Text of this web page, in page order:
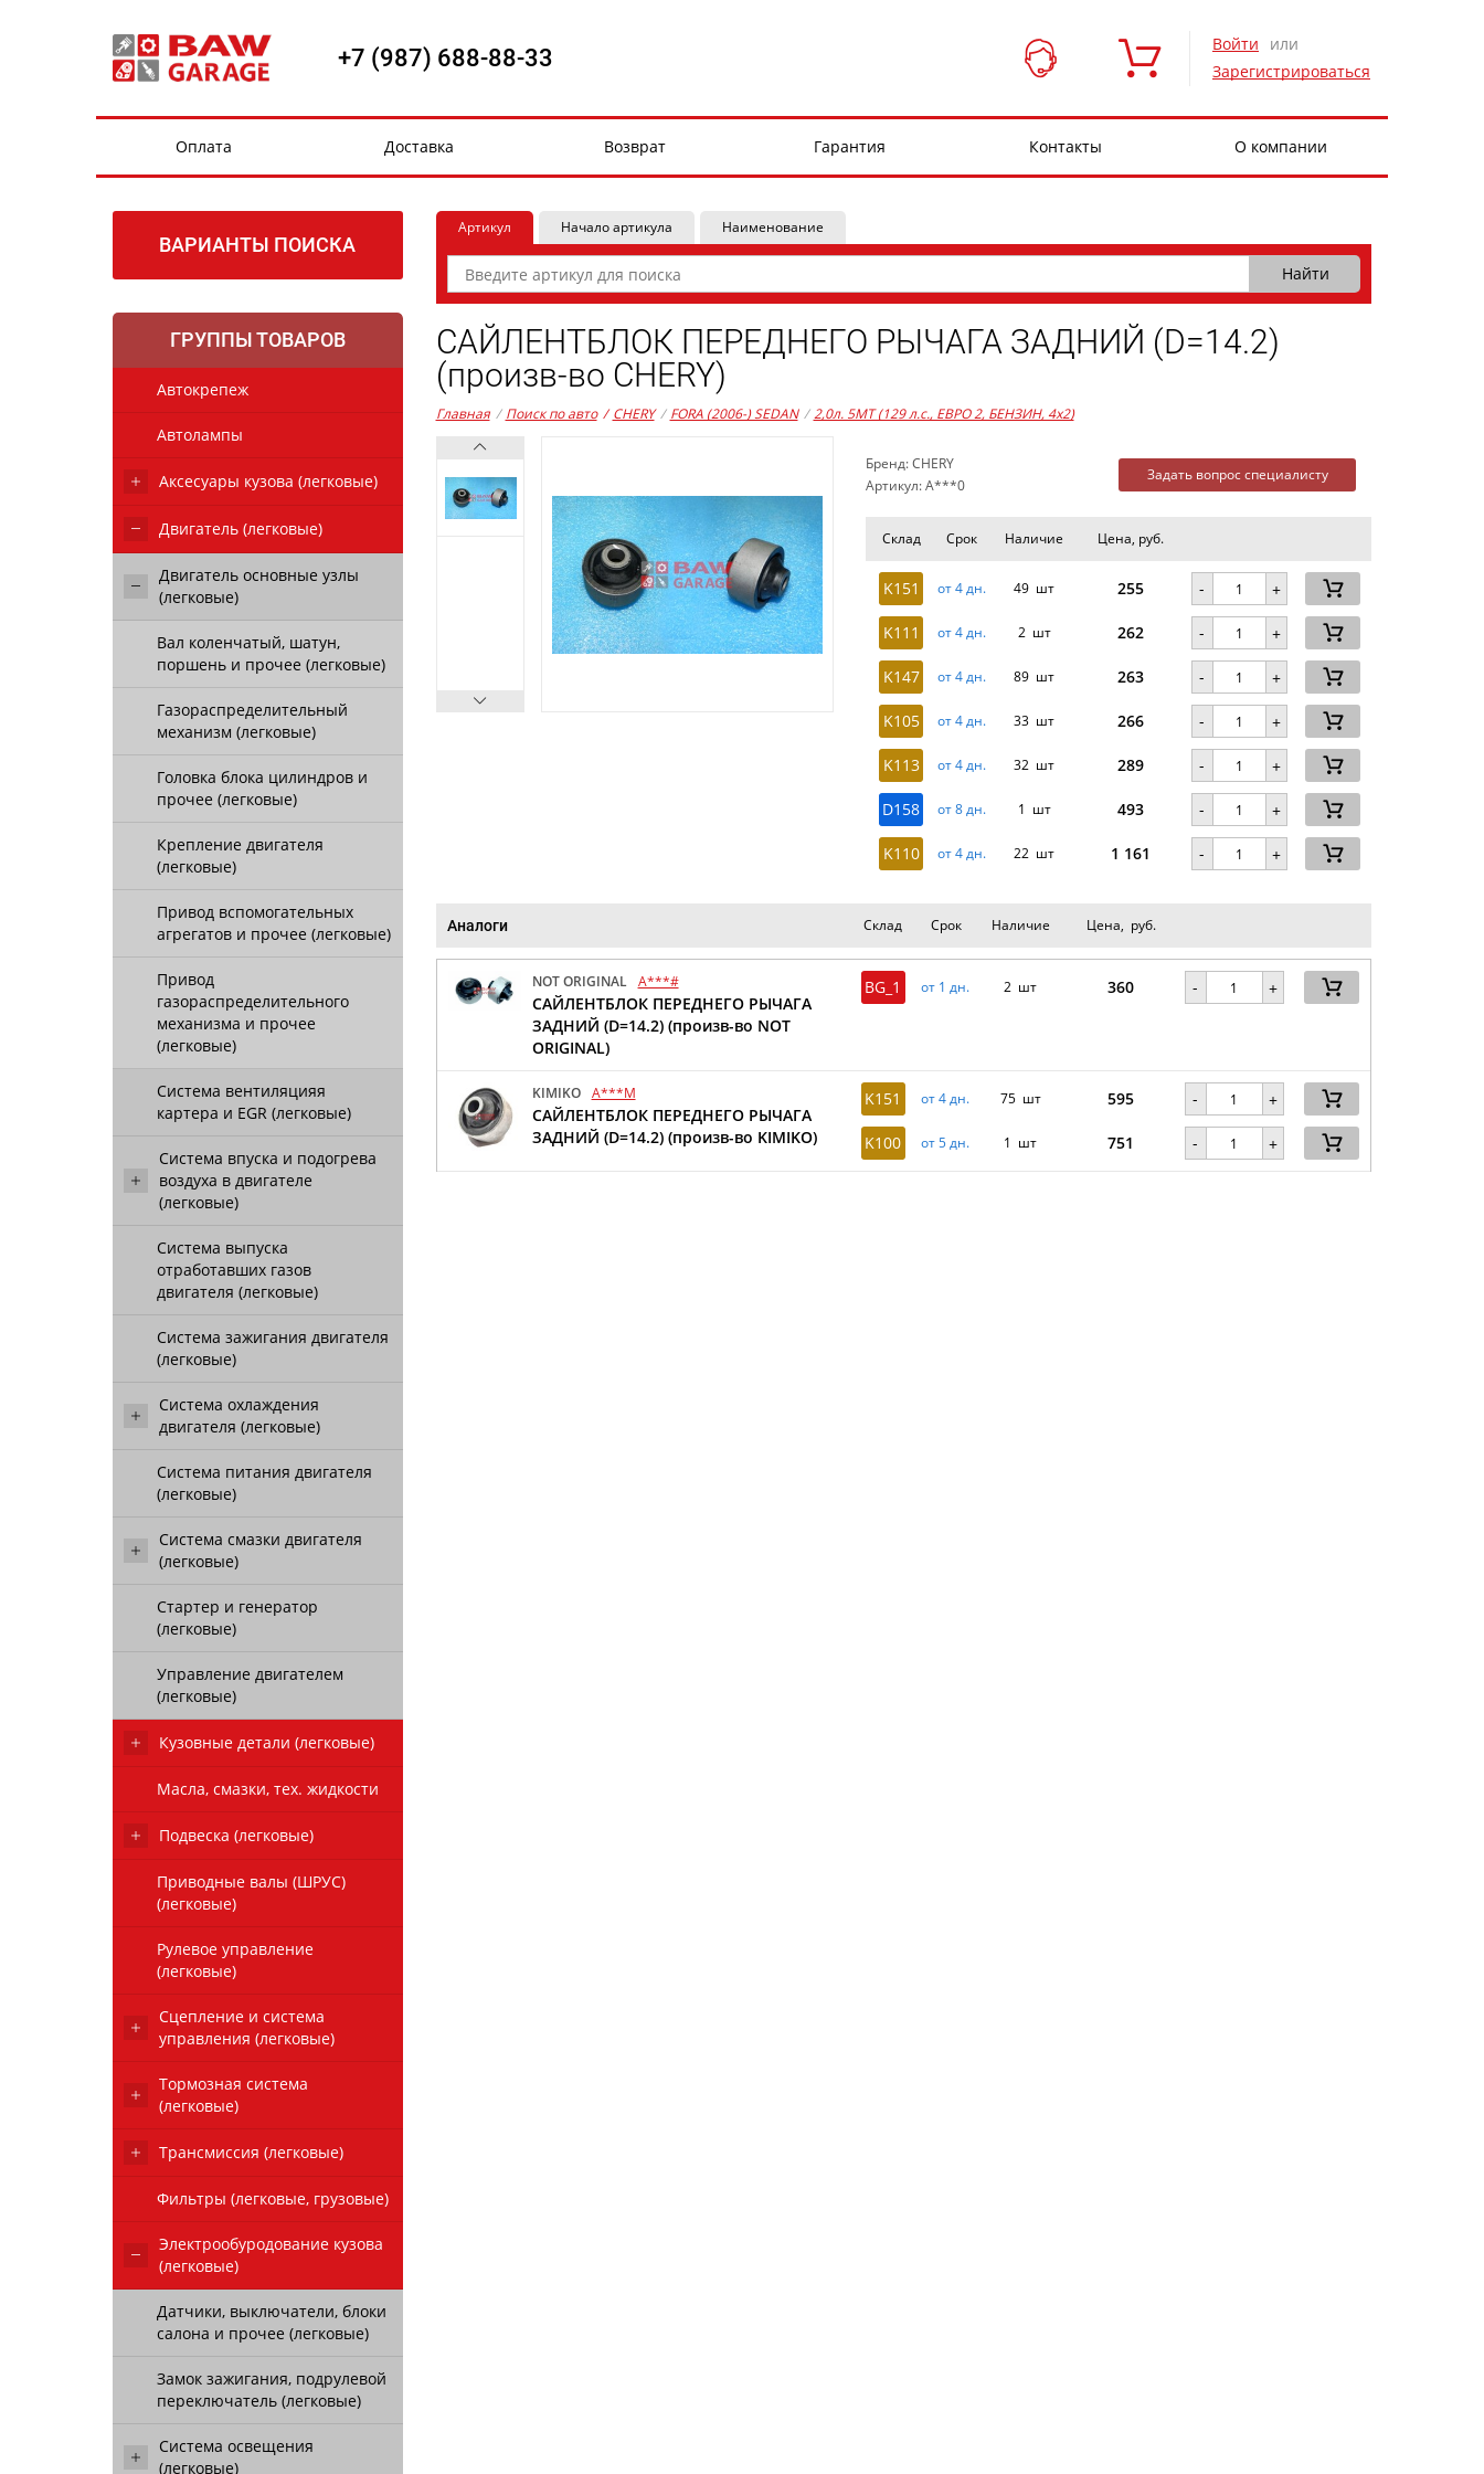
+7 (987) 688-88-33 Войти
или
Зарегистрироваться
Оплата Доставка Возврат Гарантия Контакты О компании
ВАРИАНТЫ ПОИСКА
ГРУППЫ ТОВАРОВ
Автокрепеж
Автолампы
Аксесуары кузова (легковые)
Двигатель (легковые)
Двигатель основные узлы
(легковые)
Вал коленчатый, шатун,
поршень и прочее (легковые)
Газораспределительный
механизм (легковые)
Головка блока цилиндров и
прочее (легковые)
Крепление двигателя
(легковые)
Привод вспомогательных
агрегатов и прочее (легковые)
Привод
газораспределительного
механизма и прочее
(легковые)
Система вентиляцияя
картера и EGR (легковые)
Система впуска и подогрева
воздуха в двигателе
(легковые)
Система выпуска
отработавших газов
двигателя (легковые)
Система зажигания двигателя
(легковые)
Система охлаждения
двигателя (легковые)
Система питания двигателя
(легковые)
Система смазки двигателя
(легковые)
Стартер и генератор
(легковые)
Управление двигателем
(легковые)
Кузовные детали (легковые)
Масла, смазки, тех. жидкости
Подвеска (легковые)
Приводные валы (ШРУС)
(легковые)
Рулевое управление
(легковые)
Сцепление и система
управления (легковые)
Тормозная система
(легковые)
Трансмиссия (легковые)
Фильтры (легковые, грузовые)
Электрообуродование кузова
(легковые)
Датчики, выключатели, блоки
салона и прочее (легковые)
Замок зажигания, подрулевой
переключатель (легковые)
Система освещения
(легковые)
Артикул Начало артикула Наименование
САЙЛЕНТБЛОК ПЕРЕДНЕГО РЫЧАГА ЗАДНИЙ (D=14.2)
(произв-во CHERY)
Главная / Поиск по авто / CHERY / FORA (2006-) SEDAN / 2,0л. 5MT (129 л.с., ЕВРО 2, БЕНЗИН, 4x2)
Бренд: CHERY
Артикул: A***0
Задать вопрос специалисту
Склад Срок Наличие Цена, руб.
K151 от 4 дн. 49 шт 255 - +
K111 от 4 дн. 2 шт 262 - +
K147 от 4 дн. 89 шт 263 - +
K105 от 4 дн. 33 шт 266 - +
K113 от 4 дн. 32 шт 289 - +
D158 от 8 дн. 1 шт 493 - +
K110 от 4 дн. 22 шт 1 161 - +
Аналоги Склад Срок Наличие Цена, руб.
NOT ORIGINAL A***#
САЙЛЕНТБЛОК ПЕРЕДНЕГО РЫЧАГА
ЗАДНИЙ (D=14.2) (произв-во NOT
ORIGINAL)
BG_1 от 1 дн. 2 шт 360 - +
KIMIKO A***M
САЙЛЕНТБЛОК ПЕРЕДНЕГО РЫЧАГА
ЗАДНИЙ (D=14.2) (произв-во KIMIKO)
K151 от 4 дн. 75 шт 595 - +
K100 от 5 дн. 1 шт 751 - +